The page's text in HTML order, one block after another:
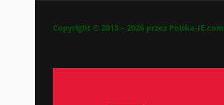
Copyright © 2013 – 2026 przez Polska-IE.com